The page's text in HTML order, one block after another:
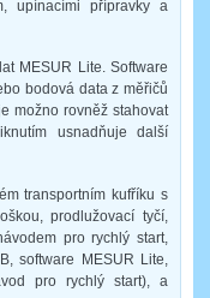
upínacími přípravky a
MESUR Lite. Software
bodová data z měřičů
možno rovněž stahovat
usnadňuje další
transportním kufříku s
prodlužovací tyčí,
pro rychlý start,
software MESUR Lite,
pro rychlý start), a